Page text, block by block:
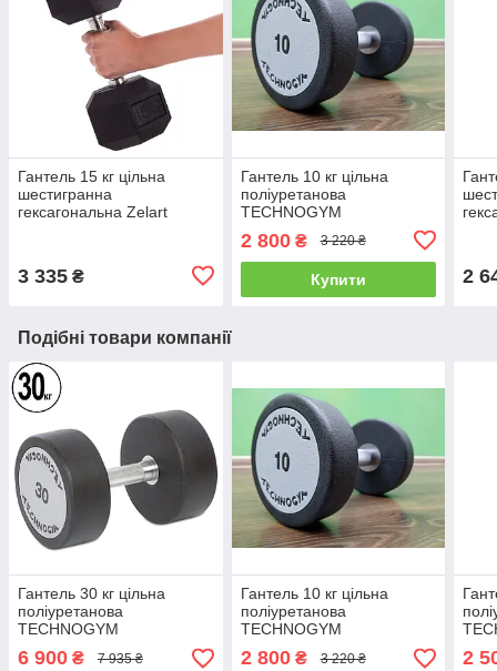
Гантель 15 кг цільна
шестигранна
гексагональна Zelart
3 335 ₴
Гантель 10 кг цільна
поліуретанова
TECHNOGYM
2 800₴ 3 220 ₴
Купити 2
Подібні товари компанії
Гантель 30 кг цільна
поліуретанова
TECHNOGYM
6 900 ₴ 7 935 ₴
Гантель 10 кг цільна
поліуретанова
TECHNOGYM
2 800₴ 3 220 ₴ 2